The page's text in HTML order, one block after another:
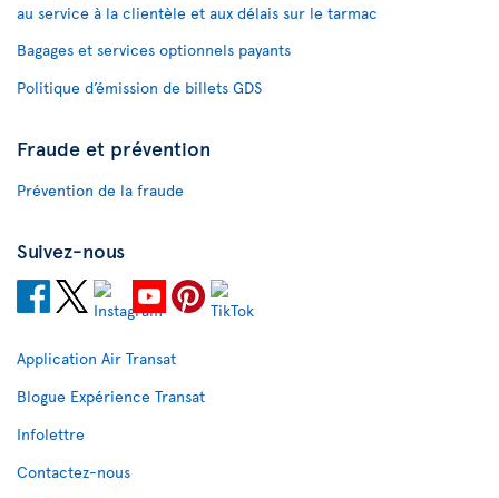
au service à la clientèle et aux délais sur le tarmac
Bagages et services optionnels payants
Politique d’émission de billets GDS
Fraude et prévention
Prévention de la fraude
Suivez-nous
Application Air Transat
Blogue Expérience Transat
Infolettre
Contactez-nous